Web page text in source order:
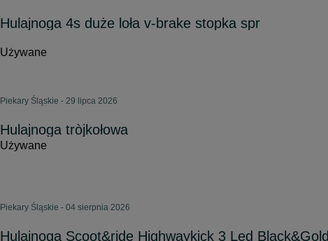
Hulajnoga 4s duże loła v-brake stopka spr
Używane
Piekary Śląskie - 29 lipca 2026
Hulajnoga tròjkołowa
Używane
Piekary Śląskie - 04 sierpnia 2026
Hulajnoga Scoot&ride Highwaykick 3 Led Black&Gold